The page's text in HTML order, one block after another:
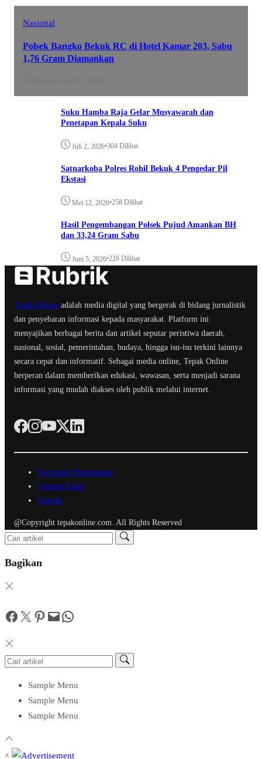
Nasional
Polsek Bangko Bekuk RC di Hotel Kamar 203, Sabu
1,76 Gram Diamankan
Suku Hamba Raja Gelar Musyawarah dan
Penetapan Kepala Suku
Juli 2, 2026•304 Dilihat
Satnarkoba Polres Rohil Bekuk 4 Pengedar Pil
Ekstasi
Mei 12, 2026•258 Dilihat
Hasil Pengembangan Polsek Pujud Amankan BH
dan 33,24 Gram Sabu
Juni 5, 2026•228 Dilihat
Tepak Online adalah media digital yang bergerak di bidang jurnalistik
dan penyebaran informasi kepada masyarakat. Platform ini
menyajikan berbagai berita dan artikel seputar peristiwa daerah,
nasional, sosial, pemerintahan, budaya, hingga isu-isu terkini lainnya
secara cepat dan informatif. Sebagai media online, Tepak Online
berperan dalam memberikan edukasi, wawasan, serta menjadi sarana
informasi yang mudah diakses oleh publik melalui internet.
Ketentuan Penggunaan
Tentang Kami
Kontak
@Copyright tepakonline.com. All Rights Reserved
Bagikan
Facebook
Twitter
Pinterest
MailWhatsApp
Sample Menu
Sample Menu
Sample Menu
×